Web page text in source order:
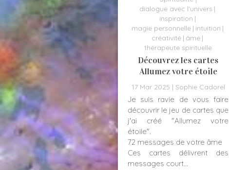
dialogue avec l'univers
inspiration
magie personnelle intuition
créativité âme
thérapeute spirituelle
Découvrez les cartes
Allumez votre étoile
17 Mar 2025 Sophie Cadorel
Je suis ravie de vous faire
découvrir le jeu de cartes que
j'ai créé "Allumez votre
étoile".
72 messages de votre âme
Ces cartes délivrent des
messages court...